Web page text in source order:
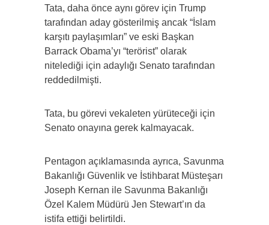
Tata, daha önce aynı görev için Trump
tarafından aday gösterilmiş ancak “İslam
karşıtı paylaşımları” ve eski Başkan
Barrack Obama’yı “terörist” olarak
nitelediği için adaylığı Senato tarafından
reddedilmişti.
Tata, bu görevi vekaleten yürüteceği için
Senato onayına gerek kalmayacak.
Pentagon açıklamasında ayrıca, Savunma
Bakanlığı Güvenlik ve İstihbarat Müsteşarı
Joseph Kernan ile Savunma Bakanlığı
Özel Kalem Müdürü Jen Stewart’ın da
istifa ettiği belirtildi.